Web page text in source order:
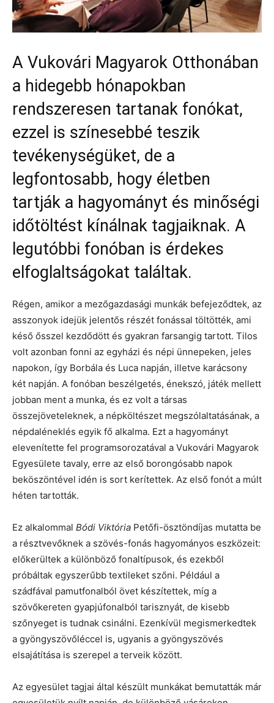
A Vukovári Magyarok Otthonában
a hidegebb hónapokban
rendszeresen tartanak fonókat,
ezzel is színesebbé teszik
tevékenységüket, de a
legfontosabb, hogy életben
tartják a hagyományt és minőségi
időtöltést kínálnak tagjaiknak. A
legutóbbi fonóban is érdekes
elfoglaltságokat találtak.
Régen, amikor a mezőgazdasági munkák befejeződtek, az
asszonyok idejük jelentős részét fonással töltötték, ami
késő ősszel kezdődött és gyakran farsangig tartott. Tilos
volt azonban fonni az egyházi és népi ünnepeken, jeles
napokon, így Borbála és Luca napján, illetve karácsony
két napján. A fonóban beszélgetés, énekszó, játék mellett
jobban ment a munka, és ez volt a társas
összejöveteleknek, a népköltészet megszólaltatásának, a
népdaléneklés egyik fő alkalma. Ezt a hagyományt
elevenítette fel programsorozatával a Vukovári Magyarok
Egyesülete tavaly, erre az első borongósabb napok
beköszöntével idén is sort kerítettek. Az első fonót a múlt
héten tartották.
Ez alkalommal Bódi Viktória Petőfi-ösztöndíjas mutatta be
a résztvevőknek a szövés-fonás hagyományos eszközeit:
előkerültek a különböző fonaltípusok, és ezekből
próbáltak egyszerűbb textileket szőni. Például a
szádfával pamutfonalból övet készítettek, míg a
szövőkereten gyapjúfonalból tarisznyát, de kisebb
szőnyeget is tudnak csinálni. Ezenkívül megismerkedtek
a gyöngyszövőléccel is, ugyanis a gyöngyszövés
elsajátítása is szerepel a terveik között.
Az egyesület tagjai által készült munkákat bemutatták már